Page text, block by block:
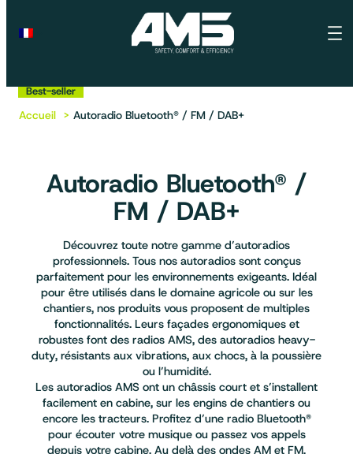
Accueil Autoradio Bluetooth® / FM / DAB+
Autoradio Bluetooth® /
FM / DAB+
Découvrez toute notre gamme d’autoradios
professionnels. Tous nos autoradios sont conçus
parfaitement pour les environnements exigeants. Idéal
pour être utilisés dans le domaine agricole ou sur les
chantiers, nos produits vous proposent de multiples
fonctionnalités. Leurs façades ergonomiques et
robustes font des radios AMS, des autoradios heavy-
duty, résistants aux vibrations, aux chocs, à la poussière
ou l’humidité.
Les autoradios AMS ont un châssis court et s’installent
facilement en cabine, sur les engins de chantiers ou
encore les tracteurs. Profitez d’une radio Bluetooth®
pour écouter votre musique ou passez vos appels
depuis votre cabine. Au delà des ondes AM et FM,
Nouveauté
Nouveauté
Best-seller
Best-seller